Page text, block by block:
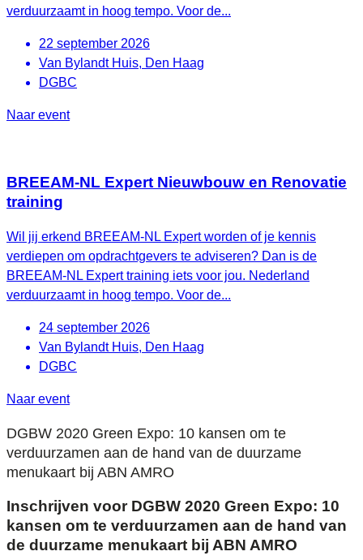
verduurzaamt in hoog tempo. Voor de...
22 september 2026
Van Bylandt Huis, Den Haag
DGBC
Naar event
BREEAM-NL Expert Nieuwbouw en Renovatie
training
Wil jij erkend BREEAM-NL Expert worden of je kennis
verdiepen om opdrachtgevers te adviseren? Dan is de
BREEAM-NL Expert training iets voor jou. Nederland
verduurzaamt in hoog tempo. Voor de...
24 september 2026
Van Bylandt Huis, Den Haag
DGBC
Naar event
DGBW 2020 Green Expo: 10 kansen om te
verduurzamen aan de hand van de duurzame
menukaart bij ABN AMRO
Inschrijven voor DGBW 2020 Green Expo: 10
kansen om te verduurzamen aan de hand van
de duurzame menukaart bij ABN AMRO